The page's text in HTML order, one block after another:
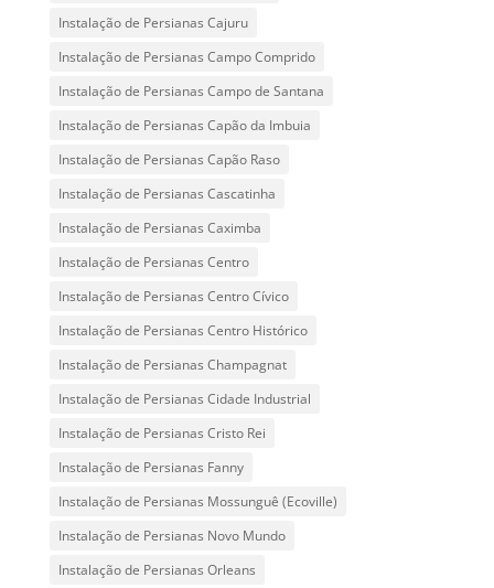
Instalação de Persianas Cajuru
Instalação de Persianas Campo Comprido
Instalação de Persianas Campo de Santana
Instalação de Persianas Capão da Imbuia
Instalação de Persianas Capão Raso
Instalação de Persianas Cascatinha
Instalação de Persianas Caximba
Instalação de Persianas Centro
Instalação de Persianas Centro Cívico
Instalação de Persianas Centro Histórico
Instalação de Persianas Champagnat
Instalação de Persianas Cidade Industrial
Instalação de Persianas Cristo Rei
Instalação de Persianas Fanny
Instalação de Persianas Mossunguê (Ecoville)
Instalação de Persianas Novo Mundo
Instalação de Persianas Orleans